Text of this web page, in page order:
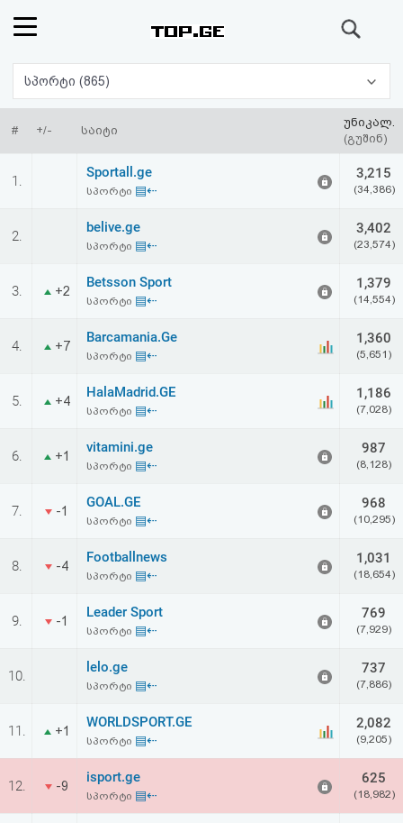
რეიტინგი
(მთავარი)
ფოსტა
ავტორიზაცია
რეგისტრაცია
პაროლის
აღდგენა
HTML
შეთანხმება
უარყოფა
სპორტი (865)
# +/- საიტი
უნიკალ.
(გუშინ)
1.
Sportall.ge
სპორტი ▤⇠
3,215
(34,386)
2.
belive.ge
სპორტი ▤⇠
3,402
(23,574)
3. +2
Betsson Sport
სპორტი ▤⇠
1,379
(14,554)
4. +7
Barcamania.Ge
სპორტი ▤⇠
1,360
(5,651)
5. +4
HalaMadrid.GE
სპორტი ▤⇠
1,186
(7,028)
6. +1
vitamini.ge
სპორტი ▤⇠
987
(8,128)
7. -1
GOAL.GE
სპორტი ▤⇠
968
(10,295)
8. -4
Footballnews
სპორტი ▤⇠
1,031
(18,654)
9. -1
Leader Sport
სპორტი ▤⇠
769
(7,929)
10.
lelo.ge
სპორტი ▤⇠
737
(7,886)
11. +1
WORLDSPORT.GE
სპორტი ▤⇠
2,082
(9,205)
12. -9
isport.ge
სპორტი ▤⇠
625
(18,982)